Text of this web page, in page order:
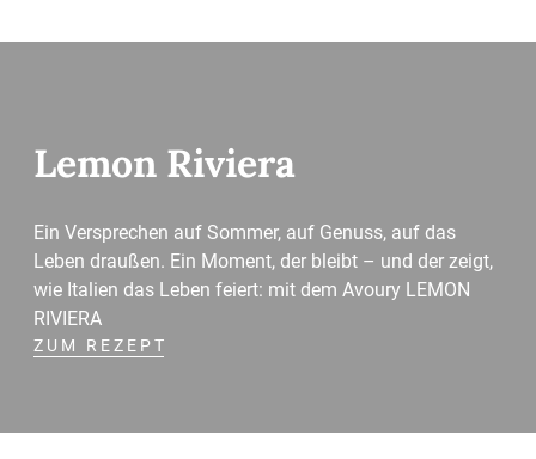
Lemon Riviera
Ein Versprechen auf Sommer, auf Genuss, auf das
Leben draußen. Ein Moment, der bleibt – und der zeigt,
wie Italien das Leben feiert: mit dem Avoury LEMON
RIVIERA
ZUM REZEPT